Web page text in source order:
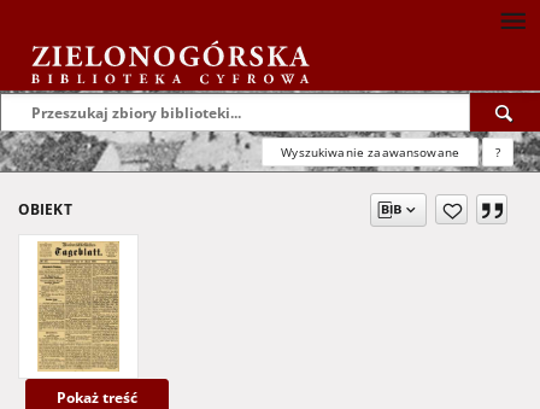
Wyszukiwanie zaawansowane ?
OBIEKT
Pokaż treść